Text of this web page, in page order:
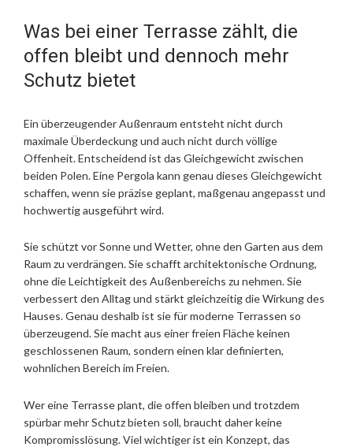
Was bei einer Terrasse zählt, die
offen bleibt und dennoch mehr
Schutz bietet
Ein überzeugender Außenraum entsteht nicht durch
maximale Überdeckung und auch nicht durch völlige
Offenheit. Entscheidend ist das Gleichgewicht zwischen
beiden Polen. Eine Pergola kann genau dieses Gleichgewicht
schaffen, wenn sie präzise geplant, maßgenau angepasst und
hochwertig ausgeführt wird.
Sie schützt vor Sonne und Wetter, ohne den Garten aus dem
Raum zu verdrängen. Sie schafft architektonische Ordnung,
ohne die Leichtigkeit des Außenbereichs zu nehmen. Sie
verbessert den Alltag und stärkt gleichzeitig die Wirkung des
Hauses. Genau deshalb ist sie für moderne Terrassen so
überzeugend. Sie macht aus einer freien Fläche keinen
geschlossenen Raum, sondern einen klar definierten,
wohnlichen Bereich im Freien.
Wer eine Terrasse plant, die offen bleiben und trotzdem
spürbar mehr Schutz bieten soll, braucht daher keine
Kompromisslösung. Viel wichtiger ist ein Konzept, das